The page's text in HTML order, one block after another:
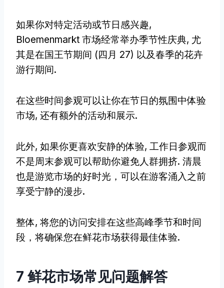
如果你对特定活动或节日感兴趣,
Bloemenmarkt 市场经常举办季节性庆典, 尤
其是在国王节期间 (四月 27) 以及春季的花卉
游行期间.
在这些时间参观可以让你在节日的氛围中体验
市场, 还有额外的活动和展示.
此外, 如果你更喜欢安静的体验, 工作日参观而
不是周末参观可以帮助你避免人群拥挤. 清晨
也是游览市场的好时光，可以在游客涌入之前
享受宁静的漫步.
整体, 将您的访问安排在这些高峰季节和时间
段，将确保您在鲜花市场获得最佳体验.
7 鲜花市场常见问题解答